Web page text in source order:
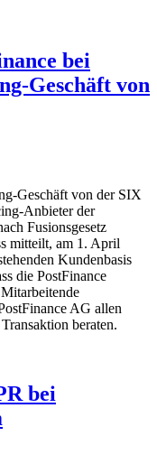
bei
Geschäft von
Geschäft von der SIX
Anbieter der
Fusionsgesetz
mitteilt, am 1. April
Kundenbasis
die PostFinance
AG allen
beraten.
bei